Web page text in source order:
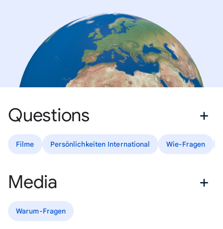
Questions
Filme Persönlichkeiten International Wie-Fragen
Media
Warum-Fragen